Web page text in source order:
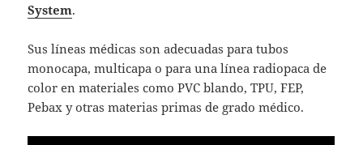
System.
Sus líneas médicas son adecuadas para tubos
monocapa, multicapa o para una línea radiopaca de
color en materiales como PVC blando, TPU, FEP,
Pebax y otras materias primas de grado médico.